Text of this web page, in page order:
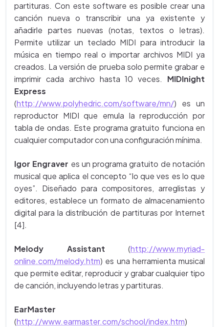
partituras. Con este software es posible crear una
canción nueva o transcribir una ya existente y
añadirle partes nuevas (notas, textos o letras).
Permite utilizar un teclado MIDI para introducir la
música en tiempo real o importar archivos MIDI ya
creados. La versión de prueba solo permite grabar e
imprimir cada archivo hasta 10 veces. MIDInight
Express
(http://www.polyhedric.com/software/mn/) es un
reproductor MIDI que emula la reproducción por
tabla de ondas. Este programa gratuito funciona en
cualquier computador con una configuración mínima.
Igor Engraver es un programa gratuito de notación
musical que aplica el concepto “lo que ves es lo que
oyes”. Diseñado para compositores, arreglistas y
editores, establece un formato de almacenamiento
digital para la distribución de partituras por Internet
[4].
Melody Assistant (http://www.myriad-
online.com/melody.htm) es una herramienta musical
que permite editar, reproducir y grabar cualquier tipo
de canción, incluyendo letras y partituras.
EarMaster
(http://www.earmaster.com/school/index.htm)